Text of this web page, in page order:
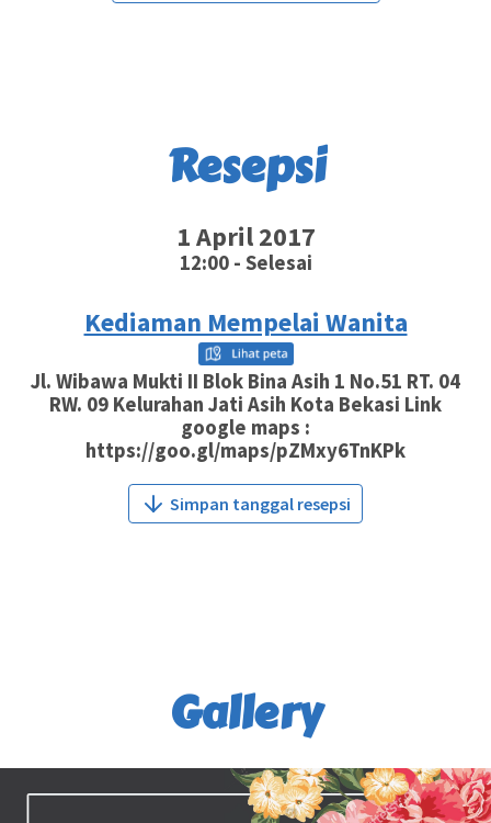
Resepsi
1 April 2017
12:00 - Selesai
Kediaman Mempelai Wanita
Jl. Wibawa Mukti II Blok Bina Asih 1 No.51 RT. 04
RW. 09 Kelurahan Jati Asih Kota Bekasi Link
google maps :
https://goo.gl/maps/pZMxy6TnKPk
Simpan tanggal resepsi
Gallery